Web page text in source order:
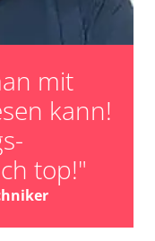
mit
kann!
top!"